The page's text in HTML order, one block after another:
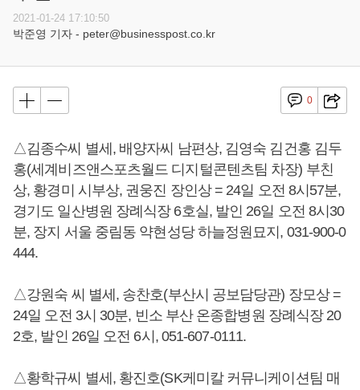
2021-01-24 17:10:50
박준영 기자 - peter@businesspost.co.kr
0
△김종수씨 별세, 배양자씨 남편상, 김영숙 김건홍 김두
홍(세계비즈앤스포츠월드 디지털콘텐츠팀 차장) 부친
상, 황경미 시부상, 권웅진 장인상 = 24일 오전 8시57분,
경기도 일산병원 장례식장 6호실, 발인 26일 오전 8시30
분, 장지 서울 중림동 약현성당 하늘정원묘지, 031-900-0
444.
△강원숙 씨 별세, 송찬호(부산시 공보담당관) 장모상 =
24일 오전 3시 30분, 빈소 부산 온종합병원 장례식장 20
2호, 발인 26일 오전 6시, 051-607-0111.
△황학규씨 별세, 황진호(SK케미칼 커뮤니케이션팀 매